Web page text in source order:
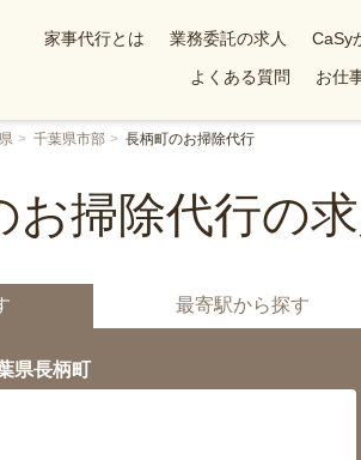
家事代行とは 業務委託の求人 CaSy
よくある質問
お仕
千葉県市部 長柄町のお掃除代行
お掃除代行の
最寄駅から探す
県長柄町